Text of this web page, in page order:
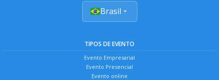
Brasil
TIPOS DE EVENTO
Evento Empresarial
Evento Presencial
Evento online